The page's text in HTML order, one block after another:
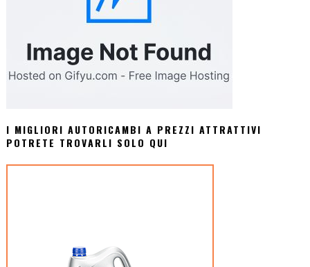
I MIGLIORI AUTORICAMBI A PREZZI ATTRATTIVI
POTRETE TROVARLI SOLO QUI